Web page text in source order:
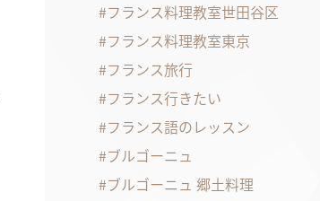
フランス料理教室世田谷区
フランス料理教室東京
フランス旅行
フランス行きたい
フランス語のレッスン
ブルゴーニュ
ブルゴーニュ 郷土料理